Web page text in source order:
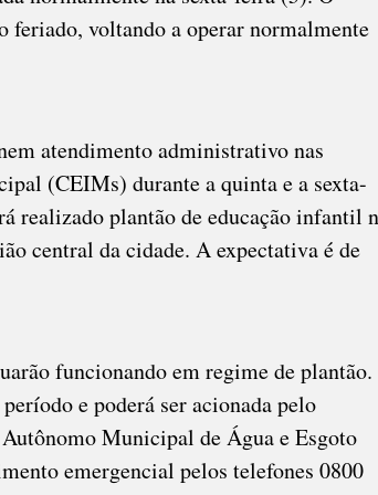
feriado, voltando a operar normalmente
atendimento administrativo nas
(CEIMs) durante a quinta e a sexta-
realizado plantão de educação infantil
central da cidade. A expectativa é de
funcionando em regime de plantão.
e poderá ser acionada pelo
Municipal de Água e Esgoto
emergencial pelos telefones 0800